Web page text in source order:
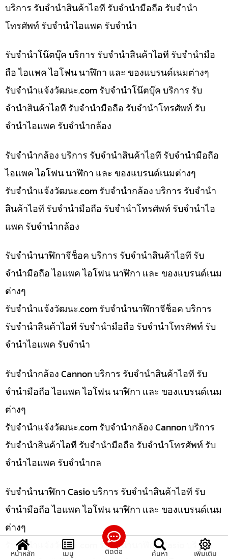
บริการ รับจำนำสินค้าไอที รับจำนำมือถือ รับจำนำ
โทรศัพท์ รับจำนำไอแพค รับจำนำ
รับจำนำโน๊ตบุ๊ค บริการ รับจำนำสินค้าไอที รับจำนำมือ
ถือ ไอแพค ไอโฟน นาฬิกา และ ของแบรนด์เนมต่างๆ
รับจํานําแจ้งวัฒนะ.com รับจำนำโน๊ตบุ๊ค บริการ รับ
จำนำสินค้าไอที รับจำนำมือถือ รับจำนำโทรศัพท์ รับ
จำนำไอแพค รับจำนำกล้อง
รับจำนำกล้อง บริการ รับจำนำสินค้าไอที รับจำนำมือถือ
ไอแพค ไอโฟน นาฬิกา และ ของแบรนด์เนมต่างๆ
รับจํานําแจ้งวัฒนะ.com รับจำนำกล้อง บริการ รับจำนำ
สินค้าไอที รับจำนำมือถือ รับจำนำโทรศัพท์ รับจำนำไอ
แพค รับจำนำกล้อง
รับจำนำนาฬิกาจีช็อค บริการ รับจำนำสินค้าไอที รับ
จำนำมือถือ ไอแพค ไอโฟน นาฬิกา และ ของแบรนด์เนม
ต่างๆ
รับจํานําแจ้งวัฒนะ.com รับจำนำนาฬิกาจีช็อค บริการ
รับจำนำสินค้าไอที รับจำนำมือถือ รับจำนำโทรศัพท์ รับ
จำนำไอแพค รับจำนำ
รับจำนำกล้อง Cannon บริการ รับจำนำสินค้าไอที รับ
จำนำมือถือ ไอแพค ไอโฟน นาฬิกา และ ของแบรนด์เนม
ต่างๆ
รับจํานําแจ้งวัฒนะ.com รับจำนำกล้อง Cannon บริการ
รับจำนำสินค้าไอที รับจำนำมือถือ รับจำนำโทรศัพท์ รับ
จำนำไอแพค รับจำนำกล
รับจำนำนาฬิกา Casio บริการ รับจำนำสินค้าไอที รับ
จำนำมือถือ ไอแพค ไอโฟน นาฬิกา และ ของแบรนด์เนม
ต่างๆ
รับจํานําแจ้งวัฒนะ.com รับจำนำนาฬิกา Casio บริการ
หน้าหลัก เมนู ติดต่อ ค้นหา เพิ่มเติม